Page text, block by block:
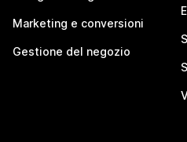
Marketing e conversioni
Gestione del negozio